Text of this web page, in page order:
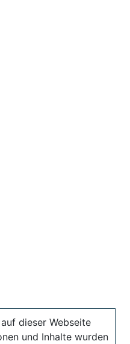
dieser Webseite
und Inhalte wurden